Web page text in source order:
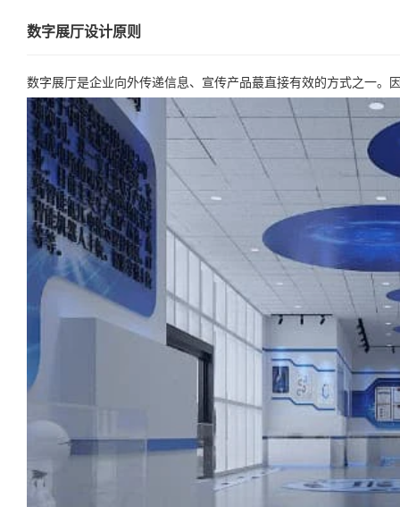
数字展厅设计原则
数字展厅是企业向外传递信息、宣传产品蕞直接有效的方式之一。